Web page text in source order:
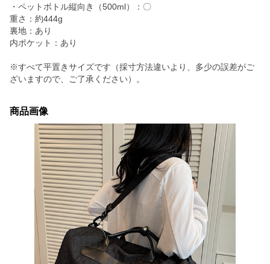
・ペットボトル縦向き（500ml）：〇
重さ：約444g
裏地：あり
内ポケット：あり
※すべて平置きサイズです（採寸方法違いより、多少の誤差がご
ざいますので、ご了承ください）。
商品画像